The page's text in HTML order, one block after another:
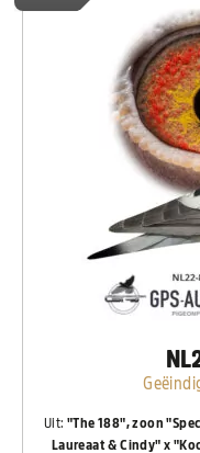
Uit: "The 188", zoon
Laureaat & Cindy" x